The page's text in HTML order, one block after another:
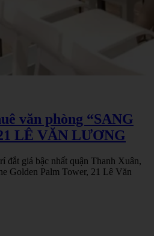
văn phòng “SANG
LÊ VĂN LƯƠNG
đắt giá bậc nhất quận Thanh Xuân,
Golden Palm Tower, 21 Lê Văn